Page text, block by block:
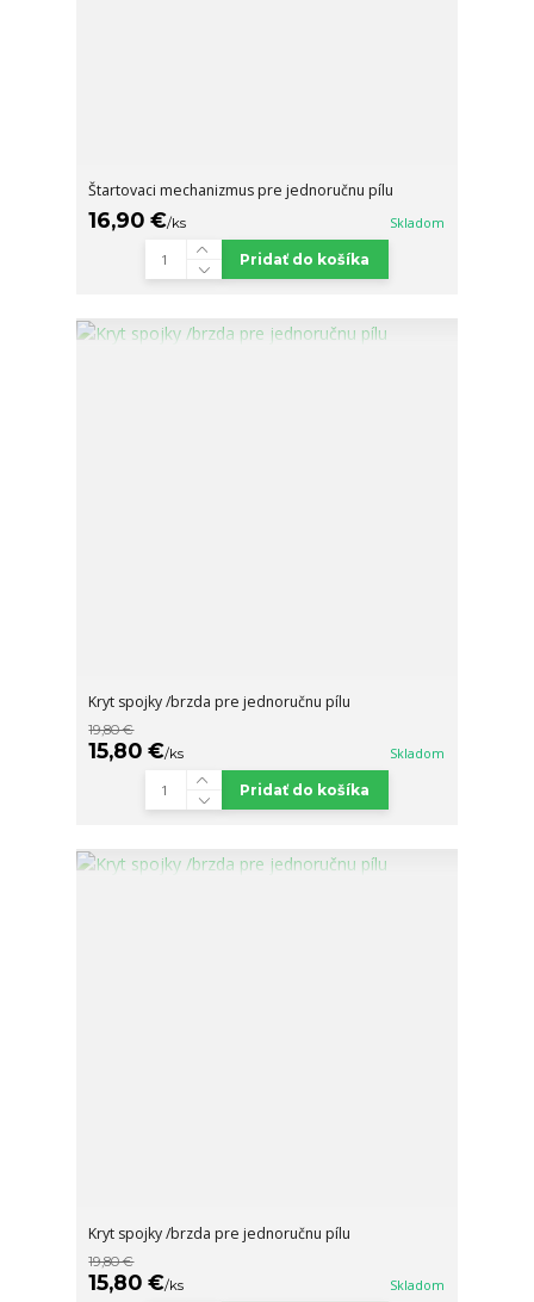
Štartovaci mechanizmus pre jednoručnu pílu
16,90 €/ks Skladom
Pridať do košíka
Kryt spojky /brzda pre jednoručnu pílu
19,80 €
15,80 €/ks Skladom
Pridať do košíka
Kryt spojky /brzda pre jednoručnu pílu
19,80 €
15,80 €/ks Skladom